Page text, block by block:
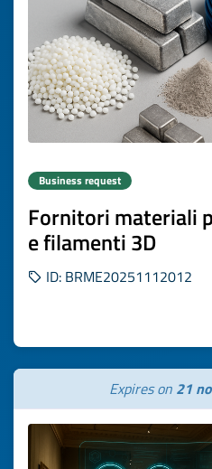
Business request
Fornitori materiali
e filamenti 3D
ID: BRME20251112012
Expires on 21